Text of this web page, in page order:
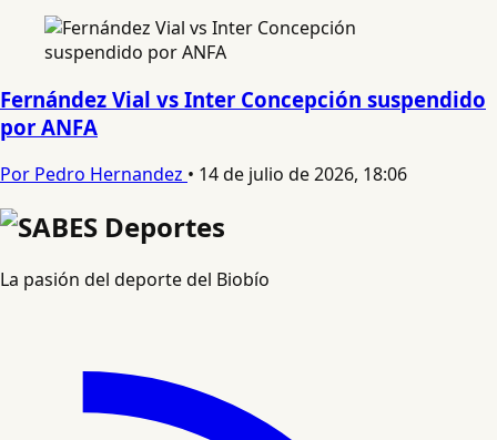
Fernández Vial vs Inter Concepción suspendido
por ANFA
Por Pedro Hernandez • 14 de julio de 2026, 18:06
La pasión del deporte del Biobío